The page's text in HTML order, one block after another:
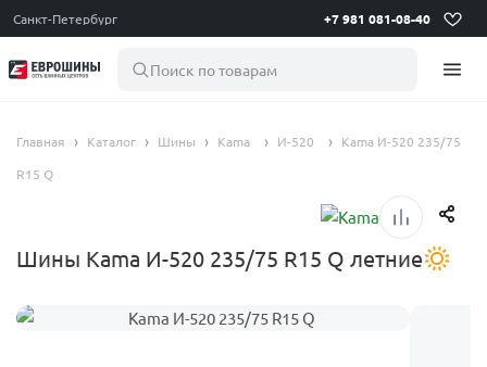
Санкт-Петербург +7 981 081-08-40
Поиск по товарам
Главная Каталог Шины Kama И-520
Kama И-520 235/75
R15 Q
Шины Kama И-520 235/75 R15 Q летние